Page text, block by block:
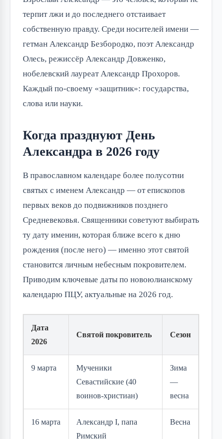
терпит лжи и до последнего отстаивает
собственную правду. Среди носителей имени —
гетман Александр Безбородко, поэт Александр
Олесь, режиссёр Александр Довженко,
нобелевский лауреат Александр Прохоров.
Каждый по-своему «защитник»: государства,
слова или науки.
Когда празднуют День
Александра в 2026 году
В православном календаре более полусотни
святых с именем Александр — от епископов
первых веков до подвижников позднего
Средневековья. Священники советуют выбирать
ту дату именин, которая ближе всего к дню
рождения (после него) — именно этот святой
становится личным небесным покровителем.
Приводим ключевые даты по новоюлианскому
календарю ПЦУ, актуальные на 2026 год.
Дата
2026
Святой покровитель Сезон
9 марта
Мученики
Севастийские (40
воинов-христиан)
Зима
—
весна
16 марта
Александр I, папа
Римский
Весна